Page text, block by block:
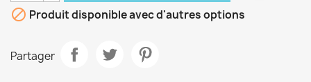
 Produit disponible avec d'autres options
Partager